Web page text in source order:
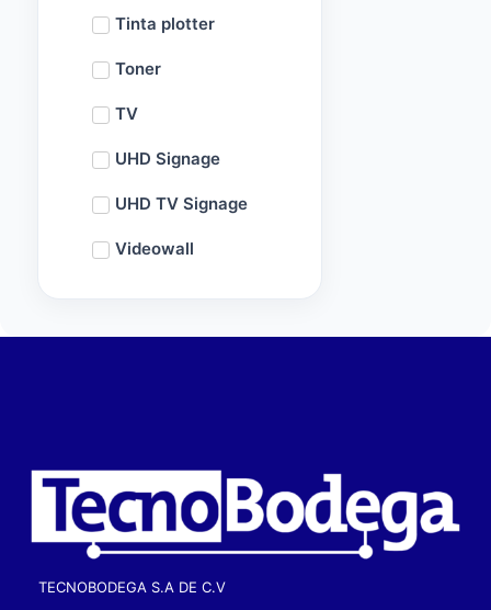
Tinta plotter
Toner
TV
UHD Signage
UHD TV Signage
Videowall
TECNOBODEGA S.A DE C.V